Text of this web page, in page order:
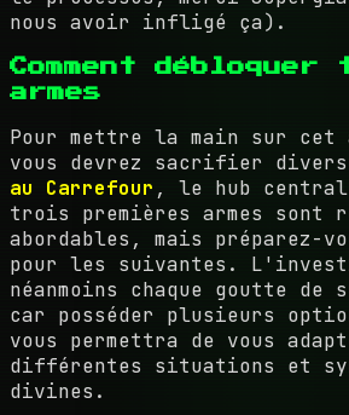
nous avoir infligé ça).
Comment
armes
Pour mettre la main sur cet
vous devrez sacrifier
au Carrefour , le hub
trois premières armes sont
abordables, mais préparez-
pour les suivantes.
néanmoins chaque goutte de
car posséder plusieurs
vous permettra de vous
différentes situations et
divines.